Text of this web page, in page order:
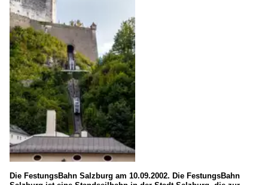
Die FestungsBahn Salzburg am 10.09.2002. Die FestungsBahn